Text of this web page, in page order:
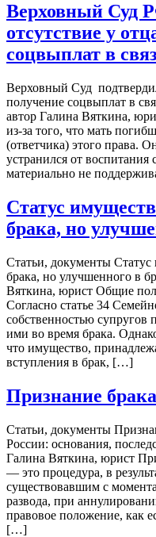
Верховный Суд
отсутствие у
соцвыплат в
Верховный Суд
получение соцвыплат в
автор Галина Вяткина,
из-за того, что мать
(ответчика) этого права.
устранился от воспитания
материально не
Статус
брака, но
Статьи, документы
брака, но улучшенного в
Вяткина, юрист Общие
Согласно статье 34
собственностью супругов
ими во время брака.
что имущество,
вступления в брак, […]
Признание
Статьи, документы
России: основания,
Галина Вяткина, юрист
— это процедура, в
существовавшим с
развода, при
правовое положение, как
[…]